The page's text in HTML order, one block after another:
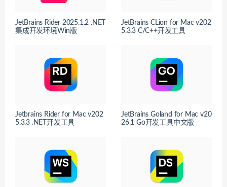
JetBrains Rider 2025.1.2 .NET
集成开发环境Win版
JetBrains CLion for Mac v202
5.3.3 C/C++开发工具
Jetbrains Rider for Mac v202
5.3.3 .NET开发工具
JetBrains Goland for Mac v20
26.1 Go开发工具中文版